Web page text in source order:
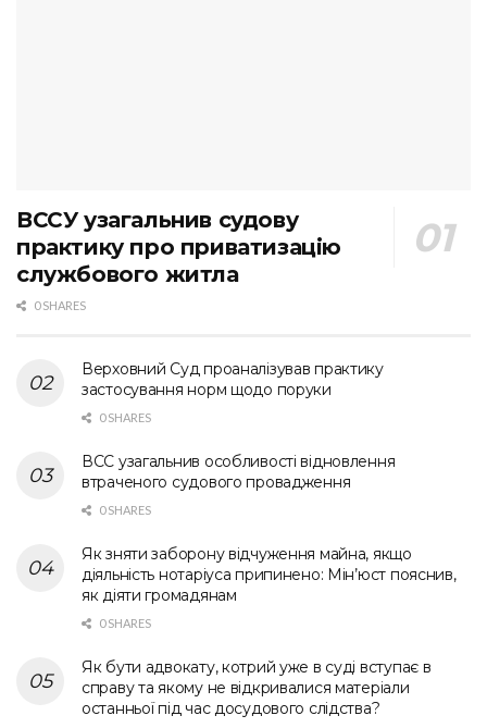
ВССУ узагальнив судову
практику про приватизацію
службового житла
0 SHARES
Верховний Суд проаналізував практику
застосування норм щодо поруки
0 SHARES
ВСС узагальнив особливості відновлення
втраченого судового провадження
0 SHARES
Як зняти заборону відчуження майна, якщо
діяльність нотаріуса припинено: Мін’юст пояснив,
як діяти громадянам
0 SHARES
Як бути адвокату, котрий уже в суді вступає в
справу та якому не відкривалися матеріали
останньої під час досудового слідства?